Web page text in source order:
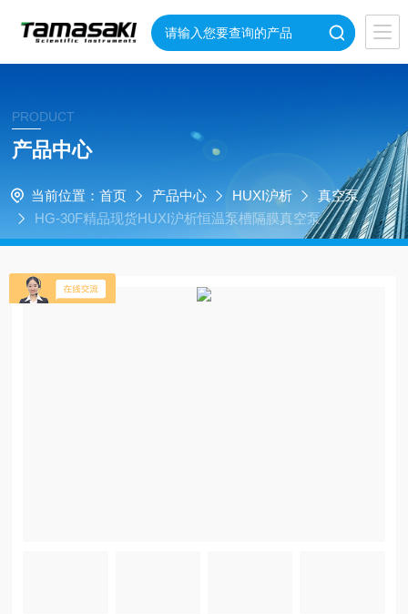
PRODUCT
产品中心
当前位置： 首页 产品中心 HUXI沪析
真空泵
HG-30F精品现货HUXI沪析恒温泵槽隔膜真空泵